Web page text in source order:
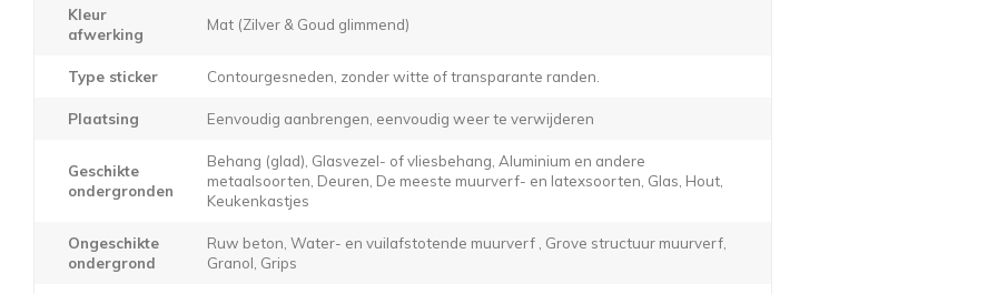
Kleur
afwerking
Mat (Zilver & Goud glimmend)
Type sticker Contourgesneden, zonder witte of transparante randen.
Plaatsing Eenvoudig aanbrengen, eenvoudig weer te verwijderen
Geschikte
ondergronden
Behang (glad), Glasvezel- of vliesbehang, Aluminium en andere
metaalsoorten, Deuren, De meeste muurverf- en latexsoorten, Glas, Hout,
Keukenkastjes
Ongeschikte
ondergrond
Ruw beton, Water- en vuilafstotende muurverf , Grove structuur muurverf,
Granol, Grips